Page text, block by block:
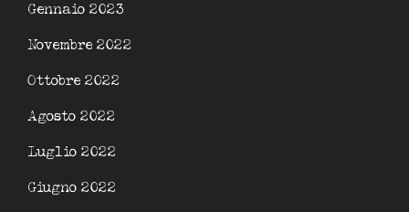
Gennaio 2023
Novembre 2022
Ottobre 2022
Agosto 2022
Luglio 2022
Giugno 2022